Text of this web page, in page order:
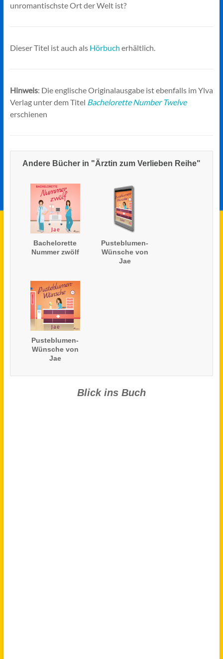
unromantischste Ort der Welt ist?
Dieser Titel ist auch als Hörbuch erhältlich.
Hinweis: Die englische Originalausgabe ist ebenfalls im Ylva
Verlag unter dem Titel Bachelorette Number Twelve
erschienen
Andere Bücher in "Ärztin zum Verlieben Reihe"
Bachelorette
Nummer zwölf
Pusteblumen-
Wünsche von
Jae
Pusteblumen-
Wünsche von
Jae
Blick ins Buch